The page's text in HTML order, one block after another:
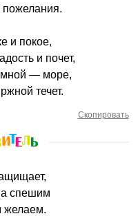
и покое,
и почет,
— море,
течет.
Скопировать
спешим
желаем.